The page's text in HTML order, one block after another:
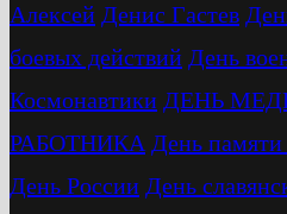
Алексей Денис Гастев
боевых действий День
Космонавтики ДЕНЬ
РАБОТНИКА День памяти
День России День